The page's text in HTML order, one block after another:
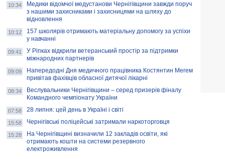
10:34
Медики відомчої медустанови Чернігівщини завжди поруч
з нашими захисниками і захисницями на шляху до
відновлення
10:12
157 школярів отримають матеріальну допомогу за успіхи
у навчанні
09:41
У Ріпках відкрили ветеранський простір за підтримки
міжнародних партнерів
09:09
Напередодні Дня медичного працівника Костянтин Мегем
привітав фахівців обласної дитячої лікарні
08:34
Веслувальники Чернігівщини – серед призерів фіналу
Командного чемпіонату України
07:58 28 липня: цей день в Україні і світі
15:58 Чернігівські поліцейські затримали наркоторговця
15:28
На Чернігівщині визначили 12 закладів освіти, які
отримають кошти на системи резервного
електроживлення